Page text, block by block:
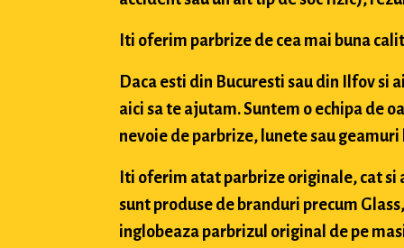
Iti oferim parbrize de cea mai buna
Daca esti din Bucuresti sau din Ilfov si
aici sa te ajutam. Suntem o echipa de
nevoie de parbrize, lunete sau
Iti oferim atat parbrize originale, cat
sunt produse de branduri precum
inglobeaza parbrizul original de pe